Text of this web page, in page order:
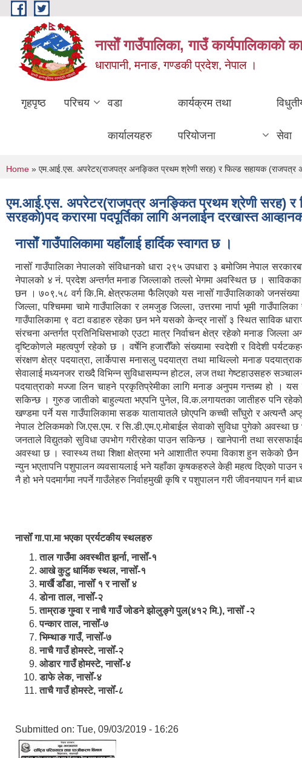
Skip to main content
नासाेँ गाउँपालिका, गाउँ कार्यपालिकाकाे
धारापानी, मनाङ, गण्डकी प्रदेश, नेपाल ।
गृहपृष्ठ परिचय वडा
कार्यालयहरु
कार्यक्रम तथा
परियोजना सेवा
You are here
Home » एम‍.आई.एस. अपरेटर(राजपत्र अनङ्कित प्रथम श्रेणी सरह) र फिल्ड सहायक (राजपत्र
एम‍.आई.एस. अपरेटर(राजपत्र अनङ्कित प्रथम श्रेणी सरह) र
सरहको)पद करारमा पदपूर्तिका लागि अनलाईन दरखास्त
नासाेँ गाउँपालिकामा यहाँलाई हार्दिक स्वागत छ ।
नासोँ गाउँपालिका नेपालको संविधानको धारा २९५ उपधारा ३ बमोजिम नेपाल
नेपालको ४ नं. प्रदेश अन्तर्गत मनाङ जिल्लाको तल्लो भेगमा अवस्थित छ । साविकका
छन । ७०९.५८ वर्ग कि.मि. क्षेत्रफलमा फैलिएको यस नासोँ गाउँपालिकाको
जिल्ला, पश्चिममा चामे गाउँपालिका र लमजुङ जिल्ला, उत्तरमा नार्पा भूमी
गाउँपालिकामा ९ वटा वडाहरु रहेका छन भने यसको केन्द्र नासोँ ३ स्थित साविक
संरचना अन्तर्गत प्रतिनिधिसभाको एउटा मात्र निर्वाचन क्षेत्र रहेको मनाङ जिल्ला
दृष्टिकोणले महत्वपुर्ण रहेको छ । वर्षेनि हजारौँको संख्यामा स्वदेशी र विदेशी
संरक्षण क्षेत्र पदयात्रा, लार्केपास मनासलु पदयात्रा तथा माथिल्लो मनाङ
सेवालाई मध्यनजर राख्दै विभिन्न सुविधासम्पन्न होटल, लज तथा गेष्टहाउसहरु
पदयात्राको मज्जा लिन चाहने प्रकृतिप्रेमीका लागि मनाङ अनुपम गन्तब्य हो । यस
सकिन्छ । गुरुङ जातीको बाहुल्यता भएपनि पुनेल, वि.क.लगायतका जातीहरु पनि
खण्डमा पर्ने यस गाउँपालिकामा सडक यातायातले छोएपनि कच्ची साँघुरो र अत्यन्तै
नेपाल टेलिकमको जि.एस.एम. र सि.डी.एम.ए.मोबाईल सेवाको सुविधा पुगेको अवस्था
जनताले विद्युतको सुविधा उपभोग गरीरहेका पाउन सकिन्छ । खानेपानी तथा
अवस्था छ । स्वास्थ्य तथा शिक्षा क्षेत्रमा भने आशातीत रुपमा विकाश हुन सकेको
न्युन भएतापनि पशुपालन व्यवसायलाई भने यहाँका कृषकहरुले केही महत्व दिएको पाउन
नै हो भने पदमार्गमा नपर्ने गाउँलेहरु निर्वाहमुखी कृषि र पशुपालन गरी जीवनयापन गर्न
नासोँ गा.पा.मा भएका प्रर्यटकीय स्थलहरु
ताल गाउँमा अवस्थीत झर्ना, नासोँ-१
आखे कुटु धार्मिक स्थल, नासोँ-१
मार्खै डाँडा, नासोँ १ र नासोँ ४
डाेना ताल, नासोँ-२
ताम्राङ गुम्वा र नाचै गाउँ जोडने झोलुङ्गे पुल(४१२ मि.), नासोँ -२
पन्कार ताल, नासोँ-७
भिम्थाङ गाउँ, नासोँ-७
नाचै गाउँ होमस्टे, नासोँ-२
ओ‍‍‌डार गाउँ होमस्टे, नासोँ-४
डाफे लेक, नासोँ-४
ताचै गाउँ होमस्टे, नासोँ-८
Submitted on: Tue, 09/03/2019 - 16:26